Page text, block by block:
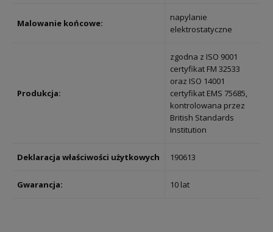
Malowanie końcowe:
napylanie
elektrostatyczne
Produkcja:
zgodna z ISO 9001
certyfikat FM 32533
oraz ISO 14001
certyfikat EMS 75685,
kontrolowana przez
British Standards
Institution
Deklaracja właściwości użytkowych 190613
Gwarancja: 10 lat